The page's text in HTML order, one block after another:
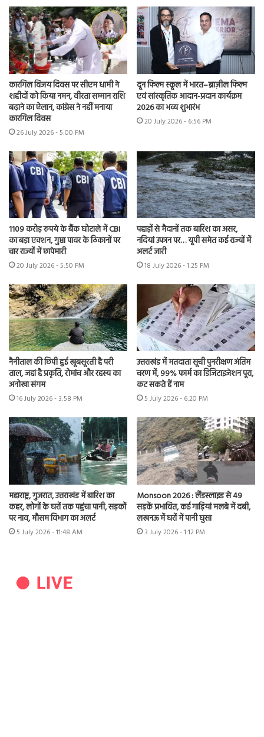
कारगिल विजय दिवस पर सीएम धामी ने
शहीदों को किया नमन, वीरता सम्मान राशि
बढ़ाने का ऐलान, कांग्रेस ने नहीं मनाया
कारगिल दिवस
26 July 2026 - 5:00 PM
दून फिल्म स्कूल में भारत–ब्राज़ील फिल्म
एवं सांस्कृतिक आदान-प्रदान कार्यक्रम
2026 का भव्य शुभारंभ
20 July 2026 - 6:56 PM
1109 करोड़ रुपये के बैंक घोटाले में CBI
का बड़ा एक्शन, गुप्ता पावर के ठिकानों पर
चार राज्यों में छापेमारी
20 July 2026 - 5:50 PM
पहाड़ों से मैदानों तक बारिश का असर,
नदियां उफान पर… यूपी समेत कई राज्यों में
अलर्ट जारी
18 July 2026 - 1:25 PM
नैनीताल की छिपी हुई खूबसूरती है परी
ताल, जहां है प्रकृति, रोमांच और रहस्य का
अनोखा संगम
16 July 2026 - 3:58 PM
उत्तराखंड में मतदाता सूची पुनरीक्षण अंतिम
चरण में, 99% फार्म का डिजिटाइजेशन पूरा,
कट सकते हैं नाम
5 July 2026 - 6:20 PM
महाराष्ट्र, गुजरात, उत्तराखंड में बारिश का
कहर, लोगों के घरों तक पहुंचा पानी, सड़कों
पर नाव, मौसम विभाग का अलर्ट
5 July 2026 - 11:48 AM
Monsoon 2026 : लैंडस्लाइड से 49
सड़कें प्रभावित, कई गाड़ियां मलबे में दबी,
लखनऊ में घरों में पानी घुसा
3 July 2026 - 1:12 PM